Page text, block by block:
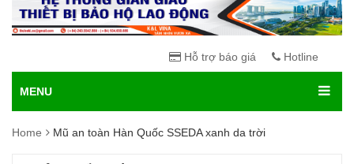
Hỗ trợ báo giá Hotline
MENU
Home Mũ an toàn Hàn Quốc SSEDA xanh da trời